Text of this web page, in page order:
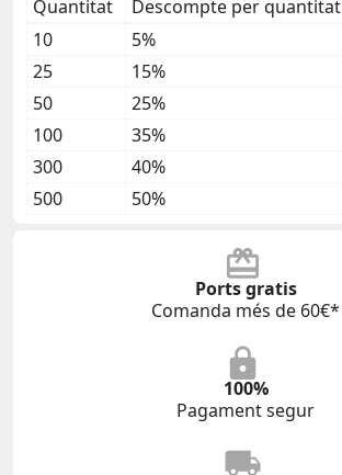
Quantitat
Descompte per quantitat
10
5%
25
15%
50
25%
100
35%
300
40%
500
50%
Ports gratis
Comanda més de 60€*
100%
Pagament segur